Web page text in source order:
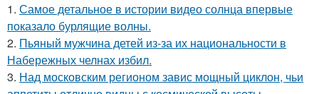
1. Самое детальное в истории видео солнца впервые
показало бурлящие волны.
2. Пьяный мужчина детей из-за их национальности в
Набережных челнах избил.
3. Над московским регионом завис мощный циклон, чьи